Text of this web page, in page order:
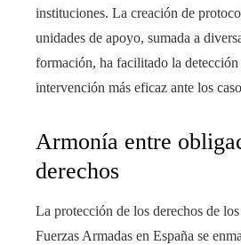
instituciones. La creación de
unidades de apoyo, sumada a
formación, ha facilitado la
intervención más eficaz ante los
Armonía entre
derechos
La protección de los derechos de
Fuerzas Armadas en España se